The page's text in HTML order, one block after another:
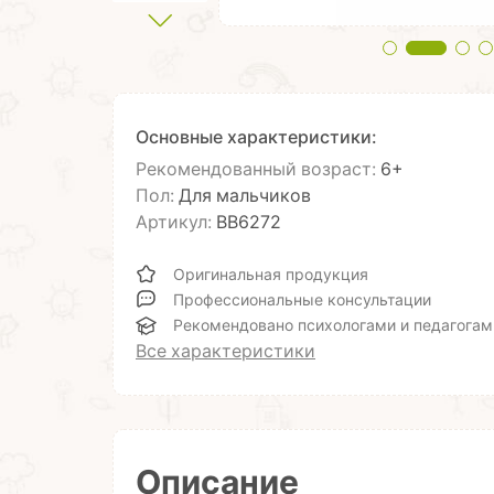
Основные характеристики:
Рекомендованный возраст: 6+
Пол: Для мальчиков
Артикул: ВВ6272
Оригинальная продукция
Профессиональные консультации
Рекомендовано психологами и
Все характеристики
Описание